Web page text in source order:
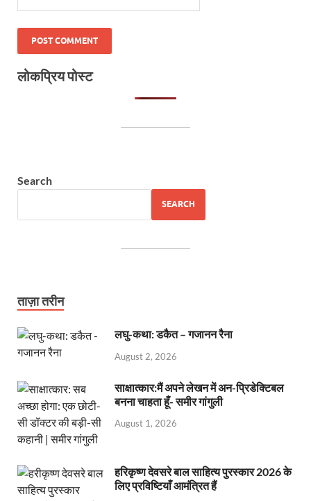
लोकप्रिय पोस्ट
Search
SEARCH
ताज़ा तरीन
लघु-कथा: डकैत – गजानन रैना
August 2, 2026
साक्षात्कार:मैं अपने लेखन में अन-प्रिडेक्टिबल
बनना चाहता हूँ- समीर गांगुली
August 1, 2026
हरिकृष्ण देवसरे बाल साहित्य पुरस्कार 2026 के
लिए प्रविष्टियाँ आमंत्रित हैं